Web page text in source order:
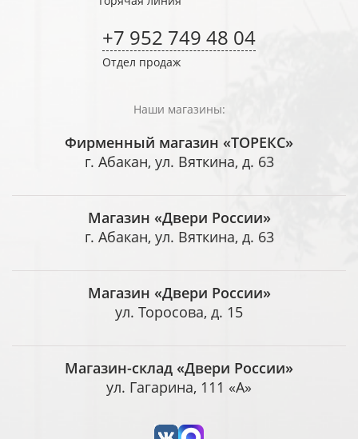
+7 952 749 48 04
Отдел продаж
Наши магазины:
Фирменный магазин «ТОРЕКС»
г. Абакан, ул. Вяткина, д. 63
Магазин «Двери России»
г. Абакан, ул. Вяткина, д. 63
Магазин «Двери России»
ул. Торосова, д. 15
Магазин-склад «Двери России»
ул. Гагарина, 111 «А»